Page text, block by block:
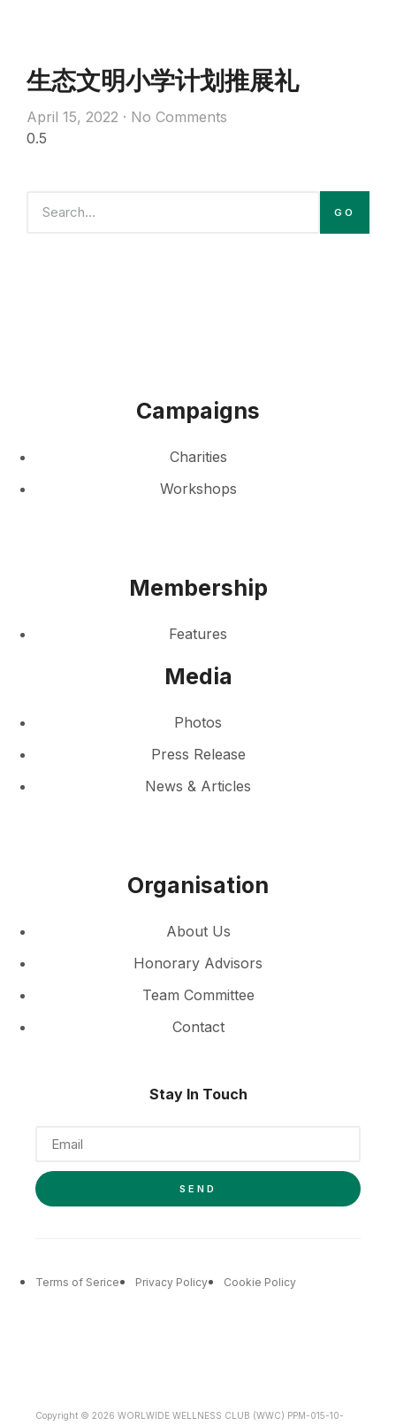
生态文明小学计划推展礼
April 15, 2022 No Comments
GO
Campaigns
Charities
Workshops
Membership
Features
Media
Photos
Press Release
News & Articles
Organisation
About Us
Honorary Advisors
Team Committee
Contact
Stay In Touch
SEND
Copyright © 2026 WORLWIDE WELLNESS CLUB (WWC) PPM-015-10-
Terms of Serice Privacy Policy Cookie Policy